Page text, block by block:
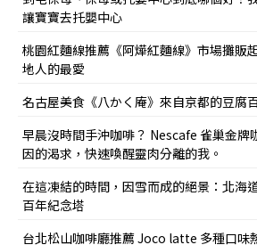
讓寶寶去托嬰中心
桃園紅麵線推薦《阿燁紅麵線》市場攤販
地人的最愛
名古屋美食《八かく庵》來自京都的豆腐
早晨沒時間手沖咖啡？ Nescafe 雀巢金牌
因的渴求，快速喚醒靈肉分離的我。
在這凍結的時間，因雪而成的絕景：北海
百年紀念塔
台北松山咖啡廳推薦 Joco latte 多種口味